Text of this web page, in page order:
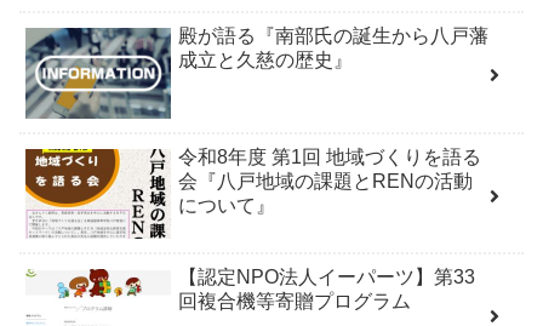
殿が語る『南部氏の誕生から八戸藩
成立と久慈の歴史』
令和8年度 第1回 地域づくりを語る
会『八戸地域の課題とRENの活動
について』
【認定NPO法人イーパーツ】第33
回複合機等寄贈プログラム